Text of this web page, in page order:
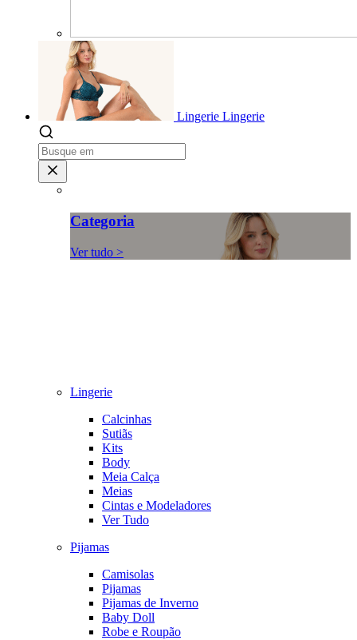
Lingerie Lingerie
Categoria
Ver tudo >
Lingerie
Calcinhas
Sutiãs
Kits
Body
Meia Calça
Meias
Cintas e Modeladores
Ver Tudo
Pijamas
Camisolas
Pijamas
Pijamas de Inverno
Baby Doll
Robe e Roupão